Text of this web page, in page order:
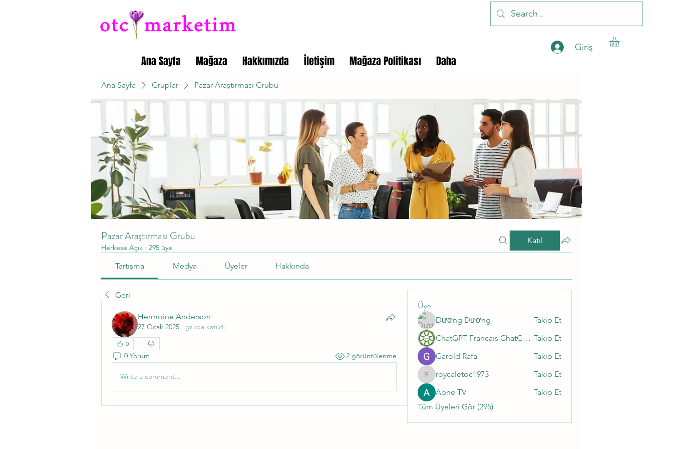
Ana Sayfa Mağaza Hakkımızda İletişim Mağaza Politikası Daha
Giriş
Ana Sayfa Gruplar Pazar Araştırması Grubu
Pazar Araştırması Grubu
Herkese Açık · 295 üye
Katıl
Tartışma Medya Üyeler Hakkında
Geri
Hermoine Anderson
27 Ocak 2025 · gruba katıldı.
0
0 Yorum 2 görüntülenme
Write a comment...
Üye
Dương Dương
Takip Et
ChatGPT Francais ChatGPTXOnline Takip Et
Garold Rafa
Takip Et
roycaletoc1973
roycaletoc1973
Takip Et
Apne TV
Takip Et
Tüm Üyeleri Gör (295)